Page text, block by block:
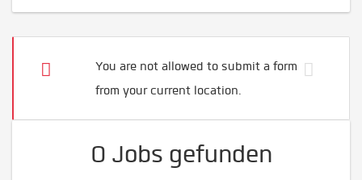
You are not allowed to submit a form
from your current location.
0 Jobs gefunden